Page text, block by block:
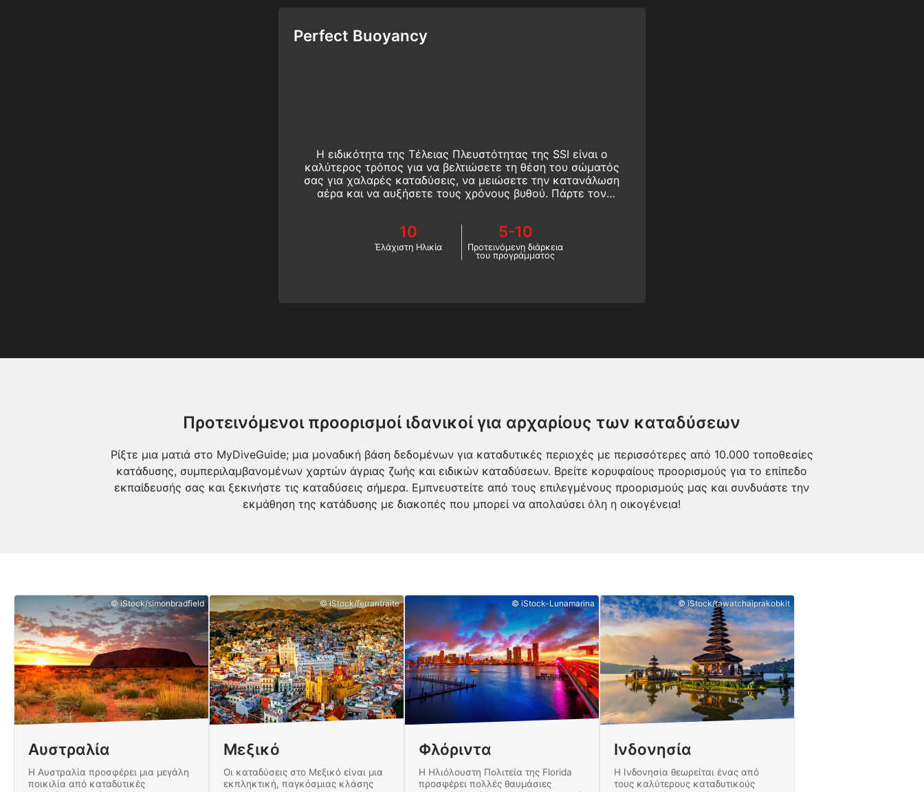
Perfect Buoyancy
Η ειδικότητα της Τέλειας Πλευστότητας της SSI είναι ο
καλύτερος τρόπος για να βελτιώσετε τη θέση του σώματός
σας για χαλαρές καταδύσεις, να μειώσετε την κατανάλωση
αέρα και να αυξήσετε τους χρόνους βυθού. Πάρτε τον
10
Έλάχιστη Ηλικία
5-10
Προτεινόμενη διάρκεια
του προγράμματος
Προτεινόμενοι προορισμοί ιδανικοί για αρχαρίους των καταδύσεων
Ρίξτε μια ματιά στο MyDiveGuide; μια μοναδική βάση δεδομένων για καταδυτικές περιοχές με περισσότερες από 10.000 τοποθεσίες
κατάδυσης, συμπεριλαμβανομένων χαρτών άγριας ζωής και ειδικών καταδύσεων. Βρείτε κορυφαίους προορισμούς για το επίπεδο
εκπαίδευσής σας και ξεκινήστε τις καταδύσεις σήμερα. Εμπνευστείτε από τους επιλεγμένους προορισμούς μας και συνδυάστε την
εκμάθηση της κατάδυσης με διακοπές που μπορεί να απολαύσει όλη η οικογένεια!
© iStock/simonbradfield
Αυστραλία
Η Αυστραλία προσφέρει μια μεγάλη
ποικιλία από καταδυτικές
© iStock/ferrantraite
Μεξικό
Οι καταδύσεις στο Μεξικό είναι μια
εκπληκτική, παγκόσμιας κλάσης
© iStock-Lunamarina
Φλόριντα
Η Ηλιόλουστη Πολιτεία της Florida
προσφέρει πολλές θαυμάσιες
© iStock/tawatchaiprakobkit
Ινδονησία
Η Ινδονησία θεωρείται ένας από
τους καλύτερους καταδυτικούς